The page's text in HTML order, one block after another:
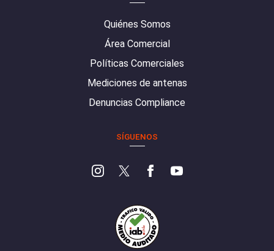
Quiénes Somos
Área Comercial
Políticas Comerciales
Mediciones de antenas
Denuncias Compliance
SÍGUENOS